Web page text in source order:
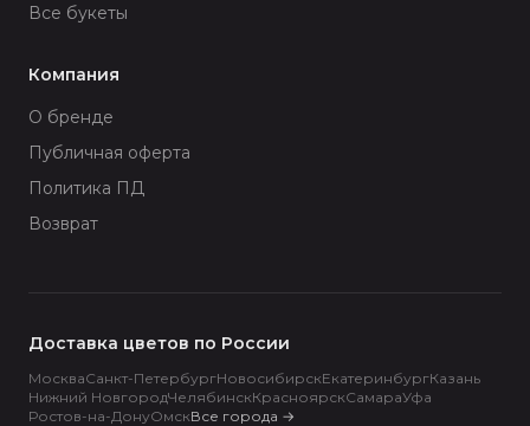
Все букеты
Компания
О бренде
Публичная оферта
Политика ПД
Возврат
Доставка цветов по России
МоскваСанкт-ПетербургНовосибирскЕкатеринбургКазань
Нижний НовгородЧелябинскКрасноярскСамараУфа
Ростов-на-ДонуОмскВсе города →